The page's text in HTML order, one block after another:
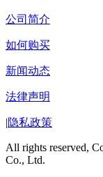
公司简介
如何购买
新闻动态
法律声明
|隐私政策
All rights reserved,
Co., Ltd.